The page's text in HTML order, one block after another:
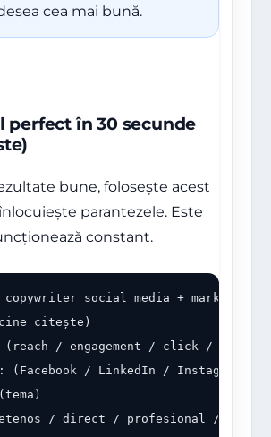
cea mai bună.
perfect în 30 secunde
bune, folosește acest
înlocuiește parantezele. Este
constant.
social media + marketer
citește)
/ engagement / click / lead /
(Facebook / LinkedIn / Instagram /
/ direct / profesional /